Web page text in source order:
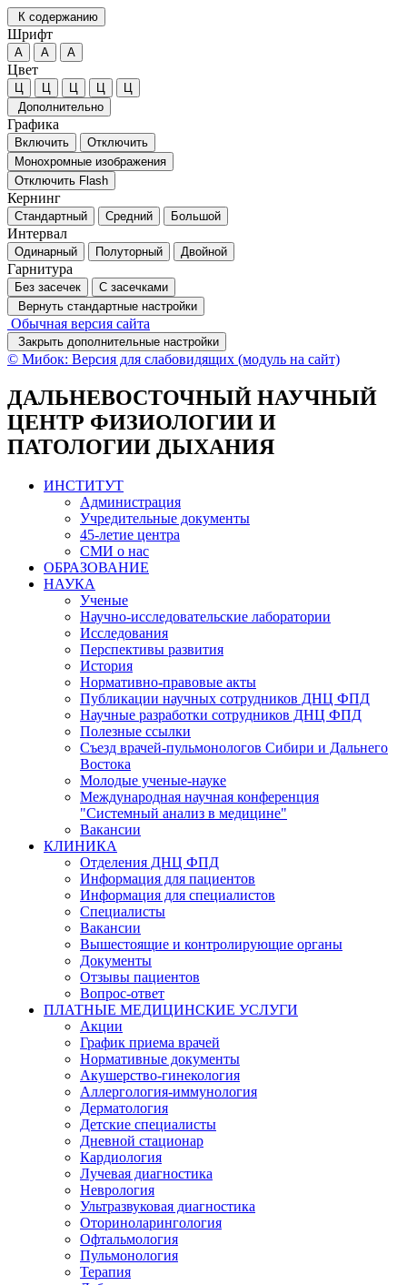
К содержанию
Шрифт
А А А
Цвет
Ц Ц Ц Ц
Ц
Дополнительно
Графика
Включить
Отключить
Монохромные изображения
Отключить Flash
Кернинг
Стандартный Средний Большой
Интервал
Одинарный Полуторный Двойной
Гарнитура
Без засечек
С засечками
Вернуть стандартные настройки
Обычная версия сайта
Закрыть дополнительные настройки
© Мибок: Версия для слабовидящих (модуль на сайт)
ДАЛЬНЕВОСТОЧНЫЙ НАУЧНЫЙ
ЦЕНТР ФИЗИОЛОГИИ И
ПАТОЛОГИИ ДЫХАНИЯ
ИНСТИТУТ
Администрация
Учредительные документы
45-летие центра
СМИ о нас
ОБРАЗОВАНИЕ
НАУКА
Ученые
Научно-исследовательские лаборатории
Исследования
Перспективы развития
История
Нормативно-правовые акты
Публикации научных сотрудников ДНЦ ФПД
Научные разработки сотрудников ДНЦ ФПД
Полезные ссылки
Съезд врачей-пульмонологов Сибири и Дальнего
Востока
Молодые ученые-науке
Международная научная конференция
"Системный анализ в медицине"
Вакансии
КЛИНИКА
Отделения ДНЦ ФПД
Информация для пациентов
Информация для специалистов
Специалисты
Вакансии
Вышестоящие и контролирующие органы
Документы
Отзывы пациентов
Вопрос-ответ
ПЛАТНЫЕ МЕДИЦИНСКИЕ УСЛУГИ
Акции
График приема врачей
Нормативные документы
Акушерство-гинекология
Аллергология-иммунология
Дерматология
Детские специалисты
Дневной стационар
Кардиология
Лучевая диагностика
Неврология
Ультразвуковая диагностика
Оториноларингология
Офтальмология
Пульмонология
Терапия